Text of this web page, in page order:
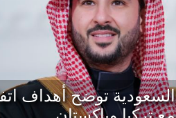
السعودية توضح أهداف